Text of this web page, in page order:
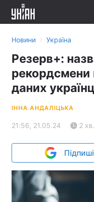
Новини › Україна
Резерв+:
даних
ІННА АНДАЛІЦЬКА
21:56, 21.05.24 2 хв.